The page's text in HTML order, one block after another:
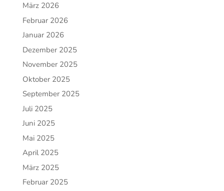
März 2026
Februar 2026
Januar 2026
Dezember 2025
November 2025
Oktober 2025
September 2025
Juli 2025
Juni 2025
Mai 2025
April 2025
März 2025
Februar 2025